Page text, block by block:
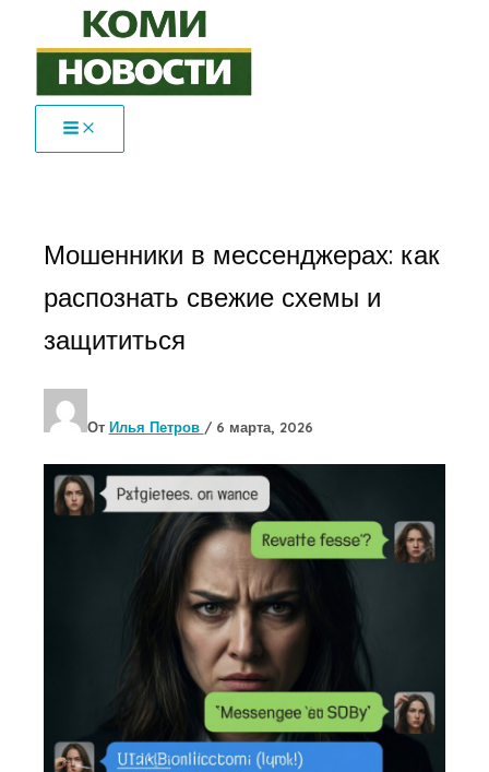
содержимому
Мошенники в мессенджерах: как
распознать свежие схемы и
защититься
От Илья Петров / 6 марта, 2026